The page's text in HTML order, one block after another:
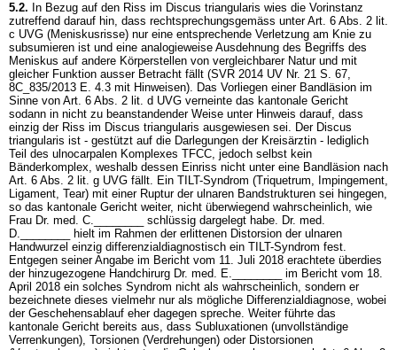
5.2. In Bezug auf den Riss im Discus triangularis wies die Vorinstanz
zutreffend darauf hin, dass rechtsprechungsgemäss unterArt. 6 Abs. 2 lit.
c UVG (Meniskusrisse) nur eine entsprechende Verletzung am Knie zu
subsumieren ist und eine analogieweise Ausdehnung des Begriffs des
Meniskus auf andere Körperstellen von vergleichbarer Natur und mit
gleicher Funktion ausser Betracht fällt (SVR 2014 UV Nr. 21 S. 67,
8C_835/2013 E. 4.3 mit Hinweisen). Das Vorliegen einer Bandläsion im
Sinne von Art. 6 Abs. 2 lit. d UVG verneinte das kantonale Gericht
sodann in nicht zu beanstandender Weise unter Hinweis darauf, dass
einzig der Riss im Discus triangularis ausgewiesen sei. Der Discus
triangularis ist - gestützt auf die Darlegungen der Kreisärztin - lediglich
Teil des ulnocarpalen Komplexes TFCC, jedoch selbst kein
Bänderkomplex, weshalb dessen Einriss nicht unter eine Bandläsion nach
Art. 6 Abs. 2 lit. g UVG fällt. Ein TILT-Syndrom (Triquetrum, Impingement,
Ligament, Tear) mit einer Ruptur der ulnaren Bandstrukturen sei hingegen,
so das kantonale Gericht weiter, nicht überwiegend wahrscheinlich, wie
Frau Dr. med. C.________ schlüssig dargelegt habe. Dr. med.
D.________ hielt im Rahmen der erlittenen Distorsion der ulnaren
Handwurzel einzig differenzialdiagnostisch ein TILT-Syndrom fest.
Entgegen seiner Angabe im Bericht vom 11. Juli 2018 erachtete überdies
der hinzugezogene Handchirurg Dr. med. E.________ im Bericht vom 18.
April 2018 ein solches Syndrom nicht als wahrscheinlich, sondern er
bezeichnete dieses vielmehr nur als mögliche Differenzialdiagnose, wobei
der Geschehensablauf eher dagegen spreche. Weiter führte das
kantonale Gericht bereits aus, dass Subluxationen (unvollständige
Verrenkungen), Torsionen (Verdrehungen) oder Distorsionen